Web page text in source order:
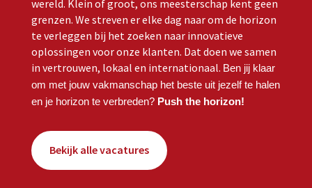
wereld. Klein of groot, ons meesterschap kent geen
grenzen. We streven er elke dag naar om de horizon
te verleggen bij het zoeken naar innovatieve
oplossingen voor onze klanten. Dat doen we samen
in vertrouwen, lokaal en internationaal. Ben jij klaar
om met jouw vakmanschap het beste uit jezelf te halen
en je horizon te verbreden? Push the horizon!
Bekijk alle vacatures